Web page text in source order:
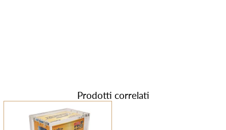
Prodotti correlati